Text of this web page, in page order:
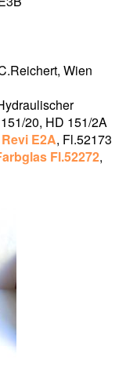
Wien
20, HD 151/2A
E2A, Fl.52173
Fl.52272,